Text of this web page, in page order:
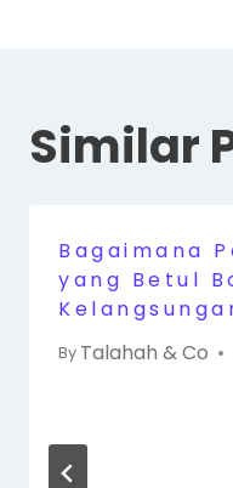
Similar
Bagaimana
yang Betul
By Talahah & Co